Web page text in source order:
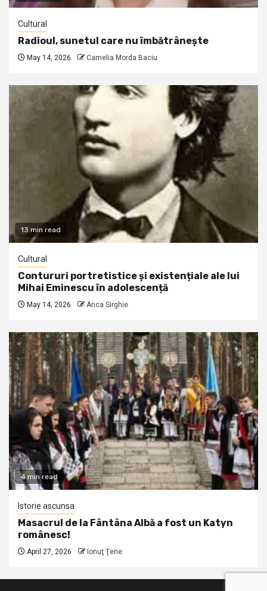
Cultural
Radioul, sunetul care nu îmbătrânește
May 14, 2026 Camelia Morda Baciu
13 min read
Cultural
Contururi portretistice și existențiale ale lui
Mihai Eminescu în adolescență
May 14, 2026 Anca Sirghie
4 min read
Istorie ascunsa
Masacrul de la Fântâna Albă a fost un Katyn
românesc!
April 27, 2026 Ionuţ Ţene